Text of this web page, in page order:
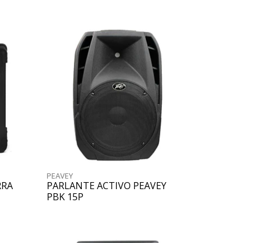
PEAVEY
PARLANTE ACTIVO PEAVEY
PBK 15P